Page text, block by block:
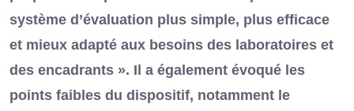
système d’évaluation plus simple, plus efficace
et mieux adapté aux besoins des laboratoires et
des encadrants ». Il a également évoqué les
points faibles du dispositif, notamment le